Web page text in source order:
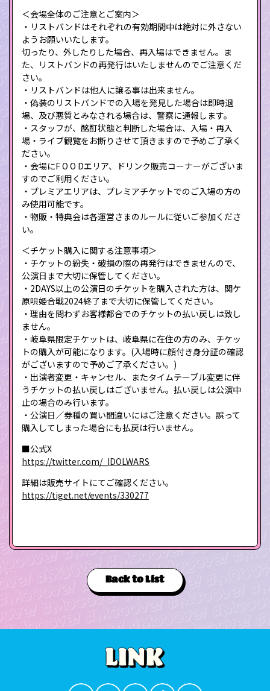
＜会場全体のご注意とご案内＞
・リストバンドはそれぞれの有効期間中は絶対に外さない
ようお願いいたします。
切ったり、外したりした場合、再入場はできません。ま
た、リストバンドの再発行はいたしませんのでご注意くだ
さい。
・リストバンドは他人に譲る事は出来ません。
・偽装のリストバンドでの入場を発見した場合は即時退
場、及び悪質とみなされる場合は、警察に通報します。
・スタッフが、酩酊状態と判断した場合は、入場・再入
場・ライブ観覧をお断りさせて頂きますので予めご了承く
ださい。
・会場にF O O Dエリア、ドリンク販売コーナーがございま
すのでご利用ください。
・プレミアエリアは、プレミアチケットでのご入場の方の
み使用可能です。
・物販・特典会は各運営さまのルールに従いご参加くださ
い。
＜チケット購入に関する注意事項＞
・チケットの紛失・破損の際の再発行はできませんので、
公演日まで大切に保管してください。
・2DAYS以上の公演日のチケットを購入された方は、関ケ
原唄姫合戦2024終了まで大切に保管してください。
・理由を問わずお客様都合でのチケットの払い戻しは致し
ません。
・岐阜県限定チケットは、岐阜県に在住の方のみ、チケッ
トの購入が可能になります。(入場時に顔付き身分証の確認
がございますので予めご了承ください。)
・出演者変更・キャンセル、またタイムテーブル変更に伴
うチケットの払い戻しはございません。払い戻しは公演中
止の場合のみ行います。
・公演日／券種の買い間違いにはご注意ください。誤って
購入してしまった場合にも払戻は行いません。
■公式X
https://twitter.com/_IDOLWARS
詳細は販売サイトにてご確認ください。
https://tiget.net/events/330277
Back to List